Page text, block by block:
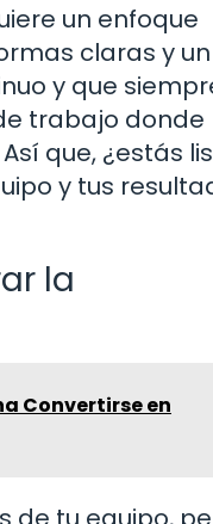
un enfoque
claras y un
y que
trabajo donde
que, ¿estás
y tus
la
Convertirse en